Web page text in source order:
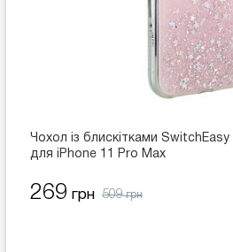
Чохол із блискітками
для iPhone 11 Pro Max
269 грн 509грн